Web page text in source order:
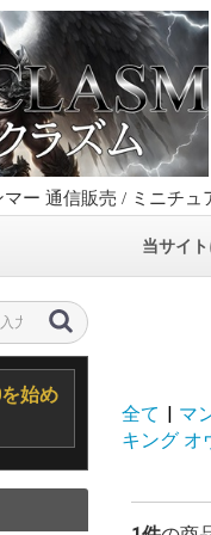
ー 通信販売 / ミニチュ
当サイ
始め
全て | マ
キング オ